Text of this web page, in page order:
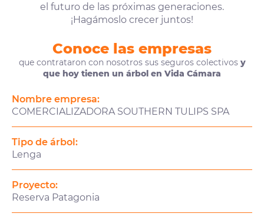
el futuro de las próximas generaciones.
¡Hagámoslo crecer juntos!
Conoce las empresas
que contrataron con nosotros sus seguros colectivos y
que hoy tienen un árbol en Vida Cámara
Nombre empresa:
COMERCIALIZADORA SOUTHERN TULIPS SPA
Tipo de árbol:
Lenga
Proyecto:
Reserva Patagonia